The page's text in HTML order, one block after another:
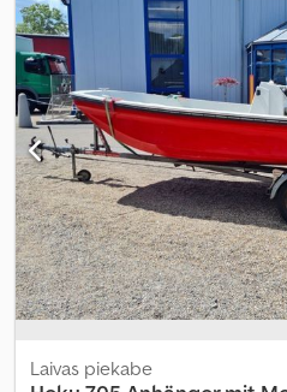
bremze:
bremzēta piekabe
Laivas piekabe